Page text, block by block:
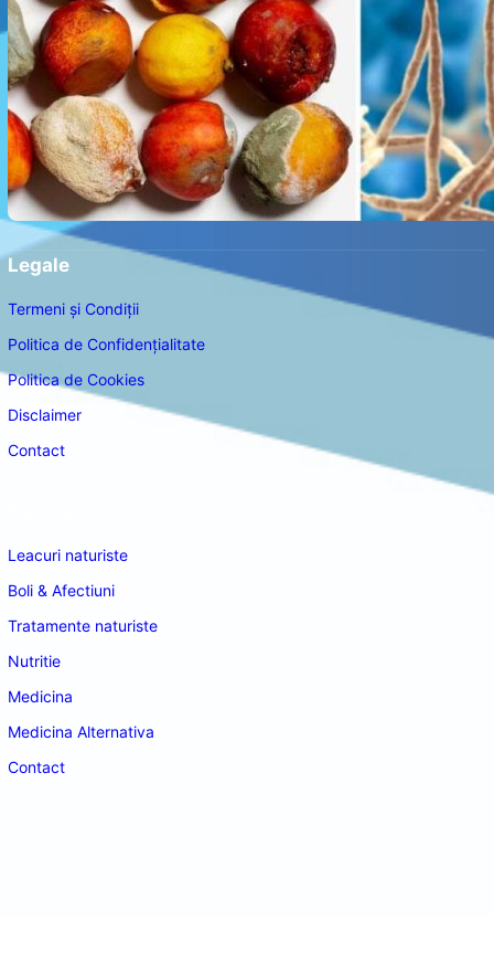
Legale
Termeni și Condiții
Politica de Confidențialitate
Politica de Cookies
Disclaimer
Contact
Leacuri naturiste
Boli & Afectiuni
Tratamente naturiste
Nutritie
Medicina
Medicina Alternativa
Contact